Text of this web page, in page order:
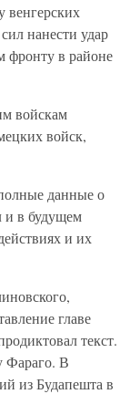
венгерских
нанести удар
фронту в районе
войскам
войск,
данные о
и в будущем
и их
главе
текст.
Фараго. В
из Будапешта в